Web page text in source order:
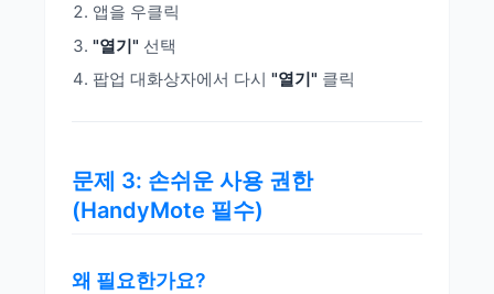
앱을 우클릭
"열기" 선택
팝업 대화상자에서 다시 "열기" 클릭
문제 3: 손쉬운 사용 권한
(HandyMote 필수)
왜 필요한가요?